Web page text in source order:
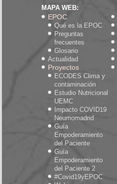
MAPA WEB:
EPOC
Qué es la EPOC
Preguntas
frecuentes
Glosario
Actualidad
Proyectos
ECODES Clima y
contaminación
Estudio Nutricional
UEMC
Impacto COVID19
Neumomadrid
Guía
Empoderamiento
del Paciente
Guía
Empoderamiento
del Paciente 2
#Covid19yEPOC